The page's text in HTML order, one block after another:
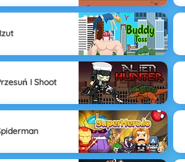
I Shoot